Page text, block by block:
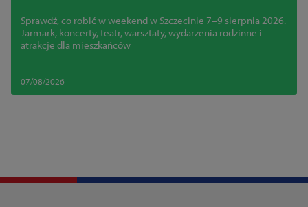
koncerty i atrakcje
Sprawdź, co robić w weekend w Szczecinie 7–9 sierpnia 2026.
Jarmark, koncerty, teatr, warsztaty, wydarzenia rodzinne i
atrakcje dla mieszkańców
07/08/2026